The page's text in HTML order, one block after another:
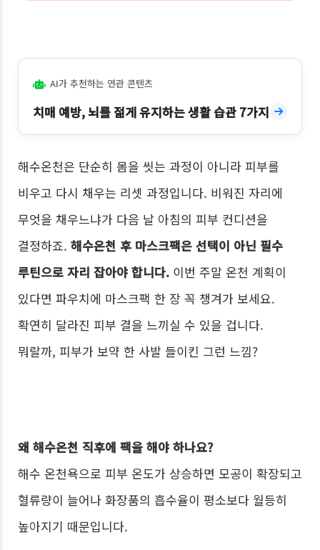
AI가 추천하는 연관 콘텐츠
치매 예방, 뇌를 젊게 유지하는 생활 습관 7가지
해수온천은 단순히 몸을 씻는 과정이 아니라 피부를
비우고 다시 채우는 리셋 과정입니다. 비워진 자리에
무엇을 채우느냐가 다음 날 아침의 피부 컨디션을
결정하죠. 해수온천 후 마스크팩은 선택이 아닌 필수
루틴으로 자리 잡아야 합니다. 이번 주말 온천 계획이
있다면 파우치에 마스크팩 한 장 꼭 챙겨가 보세요.
확연히 달라진 피부 결을 느끼실 수 있을 겁니다.
뭐랄까, 피부가 보약 한 사발 들이킨 그런 느낌?
왜 해수온천 직후에 팩을 해야 하나요?
해수 온천욕으로 피부 온도가 상승하면 모공이 확장되고
혈류량이 늘어나 화장품의 흡수율이 평소보다 월등히
높아지기 때문입니다.